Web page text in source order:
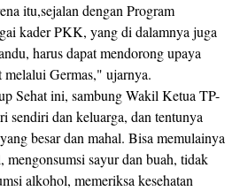
itu,sejalan dengan Program
kader PKK, yang di dalamnya juga
harus dapat mendorong upaya
melalui Germas," ujarnya.
Sehat ini, sambung Wakil Ketua TP-
sendiri dan keluarga, dan tentunya
besar dan mahal. Bisa memulainya
mengonsumsi sayur dan buah, tidak
alkohol, memeriksa kesehatan